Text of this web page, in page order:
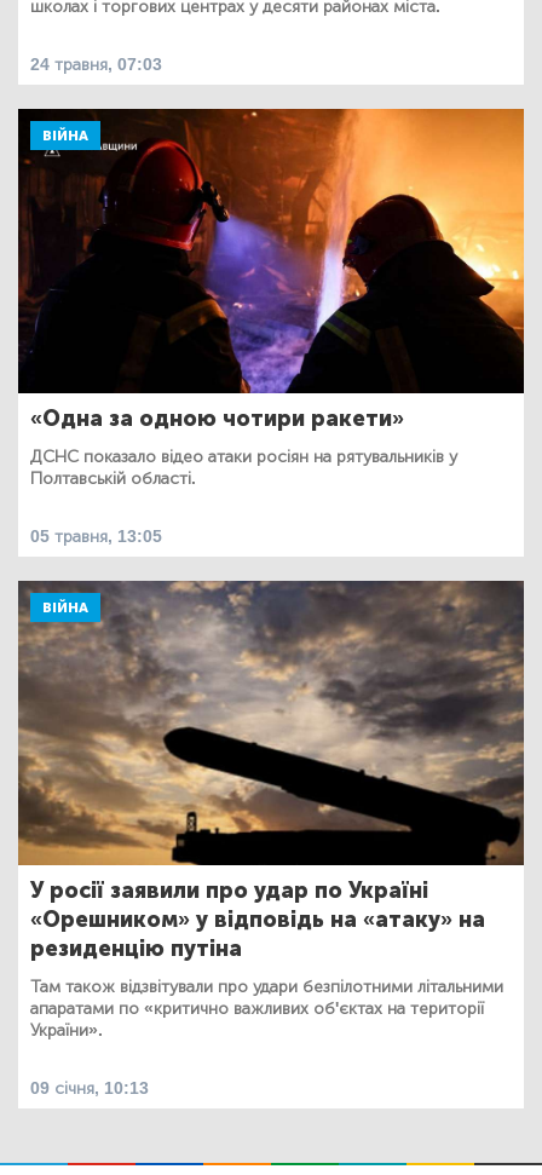
школах і торгових центрах у десяти районах міста.
24 травня, 07:03
ВІЙНА
«Одна за одною чотири ракети»
ДСНС показало відео атаки росіян на рятувальників у
Полтавській області.
05 травня, 13:05
ВІЙНА
У росії заявили про удар по Україні
«Орешником» у відповідь на «атаку» на
резиденцію путіна
Там також відзвітували про удари безпілотними літальними
апаратами по «критично важливих об'єктах на території
України».
09 січня, 10:13